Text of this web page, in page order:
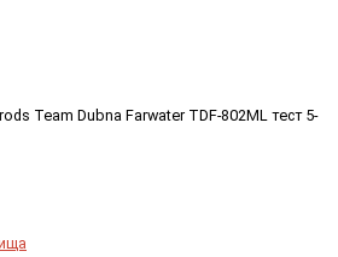
Team Dubna Farwater TDF-802ML тест 5-